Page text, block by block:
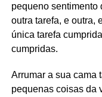
pequeno sentimento
outra tarefa, e outra,
única tarefa
cumpridas.
Arrumar a sua cama
pequenas coisas da